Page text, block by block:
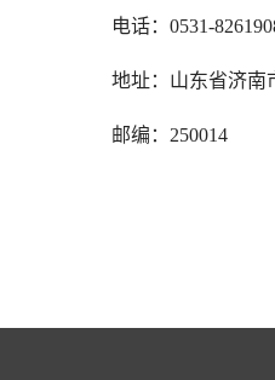
电话：0531-
地址：山东省济南
邮编： 250014